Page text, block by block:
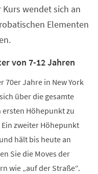
Kurs wendet sich an
Elementen
von 7-12 Jahren
70er Jahre in New York
über die gesamte
ersten Höhepunkt zu
zweiter Höhepunkt
hält bis heute an
Sie die Moves der
wie „auf der Straße“.